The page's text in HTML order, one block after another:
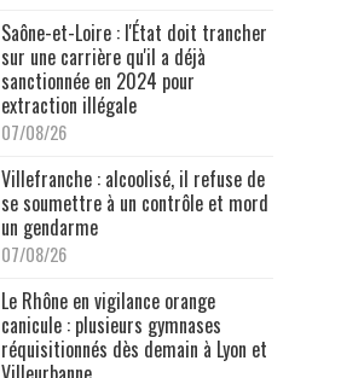
Saône-et-Loire : l'État doit trancher
sur une carrière qu'il a déjà
sanctionnée en 2024 pour
extraction illégale
07/08/26
Villefranche : alcoolisé, il refuse de
se soumettre à un contrôle et mord
un gendarme
07/08/26
Le Rhône en vigilance orange
canicule : plusieurs gymnases
réquisitionnés dès demain à Lyon et